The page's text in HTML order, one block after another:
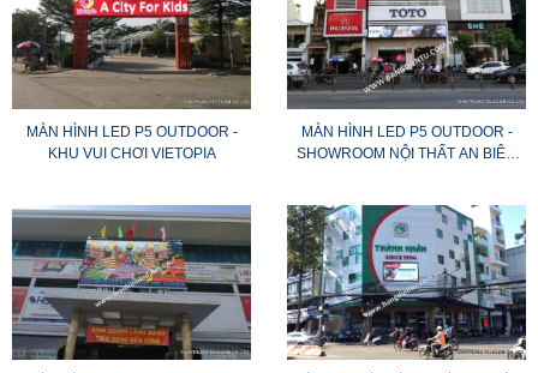
MÀN HÌNH LED P5 OUTDOOR -
KHU VUI CHƠI VIETOPIA
MÀN HÌNH LED P5 OUTDOOR -
SHOWROOM NỘI THẤT AN BIÊN